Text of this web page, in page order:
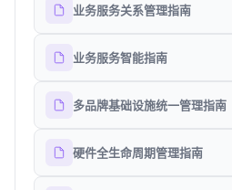
业务服务关系管理指南
业务服务智能指南
多品牌基础设施统一管理指南
硬件全生命周期管理指南